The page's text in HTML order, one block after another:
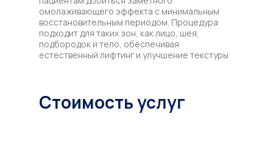
омолаживающего эффекта с минимальным
восстановительным периодом. Процедура
подходит для таких зон, как лицо, шея,
подбородок и тело, обеспечивая
естественный лифтинг и улучшение текстуры
Стоимость услуг